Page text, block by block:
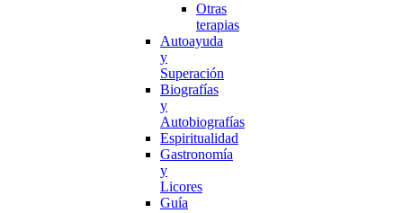
Otras
terapias
Autoayuda
y
Superación
Biografías
y
Autobiografías
Espiritualidad
Gastronomía
y
Licores
Guía